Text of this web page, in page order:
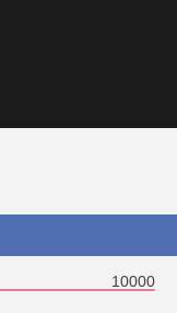
10000